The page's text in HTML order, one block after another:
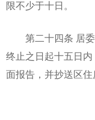
限不少于十日。
第二十四条 居委
终止之日起十五日
面报告，并抄送区住